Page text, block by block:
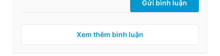
Gửi bình luận
Xem thêm bình luận